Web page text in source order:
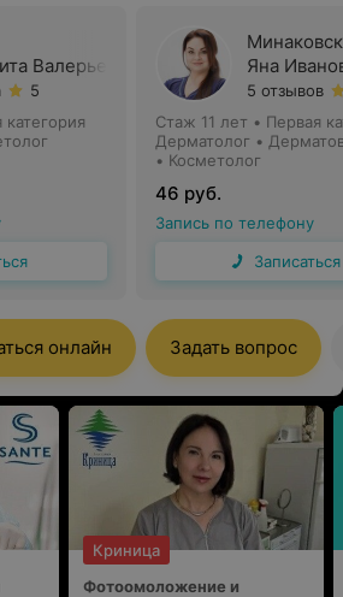
Валерьевна
5
категория
Яна
5 отзывов
Стаж 11 лет • Первая
Дерматолог •
• Косметолог
46 руб.
Запись по телефону
Записаться
онлайн Задать вопрос
Криница
Фотоомоложение и